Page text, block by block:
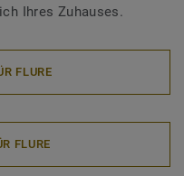
Ihres Zuhauses.
FLURE
FLURE